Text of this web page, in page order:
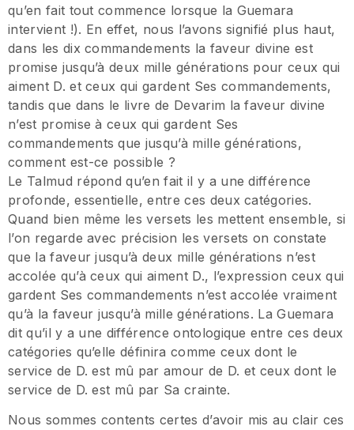
qu’en fait tout commence lorsque la Guemara
intervient !). En effet, nous l’avons signifié plus haut,
dans les dix commandements la faveur divine est
promise jusqu’à deux mille générations pour ceux qui
aiment D. et ceux qui gardent Ses commandements,
tandis que dans le livre de Devarim la faveur divine
n’est promise à ceux qui gardent Ses
commandements que jusqu’à mille générations,
comment est-ce possible ?
Le Talmud répond qu’en fait il y a une différence
profonde, essentielle, entre ces deux catégories.
Quand bien même les versets les mettent ensemble, si
l’on regarde avec précision les versets on constate
que la faveur jusqu’à deux mille générations n’est
accolée qu’à ceux qui aiment D., l’expression ceux qui
gardent Ses commandements n’est accolée vraiment
qu’à la faveur jusqu’à mille générations. La Guemara
dit qu’il y a une différence ontologique entre ces deux
catégories qu’elle définira comme ceux dont le
service de D. est mû par amour de D. et ceux dont le
service de D. est mû par Sa crainte.
Nous sommes contents certes d’avoir mis au clair ces